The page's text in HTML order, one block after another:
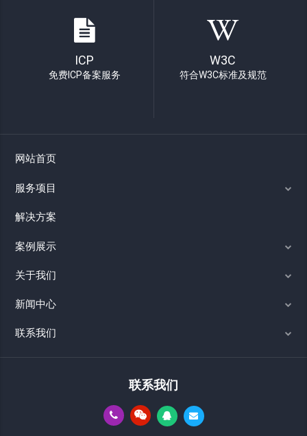
ICP
免费ICP备案服务
W3C
符合W3C标准及规范
网站首页
服务项目
解决方案
案例展示
关于我们
新闻中心
联系我们
联系我们